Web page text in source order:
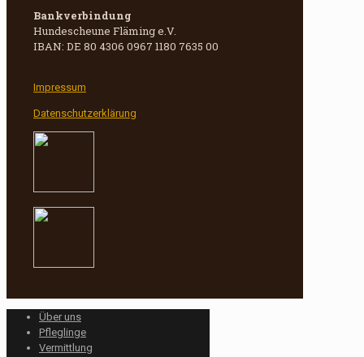
Bankverbindung
Hundescheune Fläming e.V.
IBAN: DE 80 4306 0967 1180 7635 00
Impressum
Datenschutzerklärung
Über uns
Pfleglinge
Vermittlung